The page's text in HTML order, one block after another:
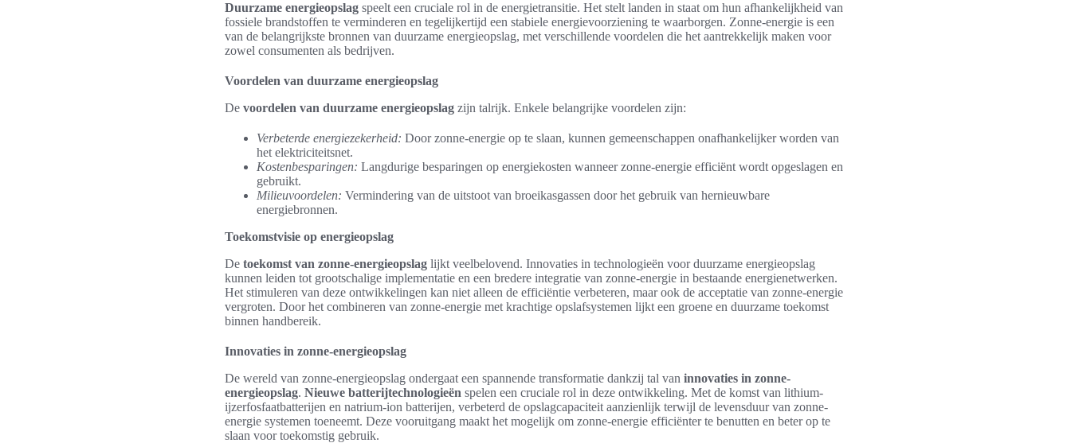
Duurzame energieopslag speelt een cruciale rol in de energietransitie. Het stelt landen in staat om hun afhankelijkheid van
fossiele brandstoffen te verminderen en tegelijkertijd een stabiele energievoorziening te waarborgen. Zonne-energie is een
van de belangrijkste bronnen van duurzame energieopslag, met verschillende voordelen die het aantrekkelijk maken voor
zowel consumenten als bedrijven.
Voordelen van duurzame energieopslag
De voordelen van duurzame energieopslag zijn talrijk. Enkele belangrijke voordelen zijn:
Verbeterde energiezekerheid: Door zonne-energie op te slaan, kunnen gemeenschappen onafhankelijker worden van
het elektriciteitsnet.
Kostenbesparingen: Langdurige besparingen op energiekosten wanneer zonne-energie efficiënt wordt opgeslagen en
gebruikt.
Milieuvoordelen: Vermindering van de uitstoot van broeikasgassen door het gebruik van hernieuwbare
energiebronnen.
Toekomstvisie op energieopslag
De toekomst van zonne-energieopslag lijkt veelbelovend. Innovaties in technologieën voor duurzame energieopslag
kunnen leiden tot grootschalige implementatie en een bredere integratie van zonne-energie in bestaande energienetwerken.
Het stimuleren van deze ontwikkelingen kan niet alleen de efficiëntie verbeteren, maar ook de acceptatie van zonne-energie
vergroten. Door het combineren van zonne-energie met krachtige opslafsystemen lijkt een groene en duurzame toekomst
binnen handbereik.
Innovaties in zonne-energieopslag
De wereld van zonne-energieopslag ondergaat een spannende transformatie dankzij tal van innovaties in zonne-
energieopslag. Nieuwe batterijtechnologieën spelen een cruciale rol in deze ontwikkeling. Met de komst van lithium-
ijzerfosfaatbatterijen en natrium-ion batterijen, verbeterd de opslagcapaciteit aanzienlijk terwijl de levensduur van zonne-
energie systemen toeneemt. Deze vooruitgang maakt het mogelijk om zonne-energie efficiënter te benutten en beter op te
slaan voor toekomstig gebruik.